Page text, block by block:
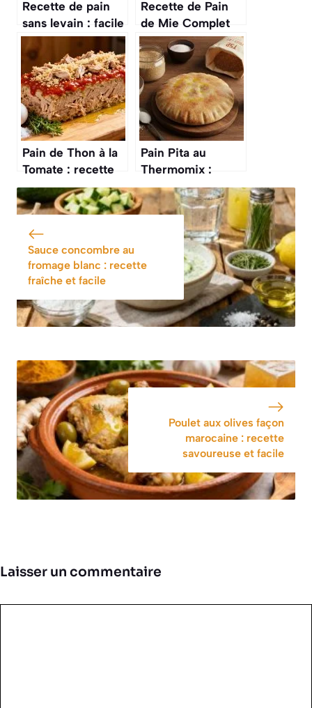
Recette de pain
sans levain : facile
et rapide
Recette de Pain
de Mie Complet
Facile et Rapide
Pain de Thon à la
Tomate : recette
Savoureuse
Pain Pita au
Thermomix :
recette Facile et
Rapide
Sauce concombre au
fromage blanc : recette
fraîche et facile
Poulet aux olives façon
marocaine : recette
savoureuse et facile
Laisser un commentaire